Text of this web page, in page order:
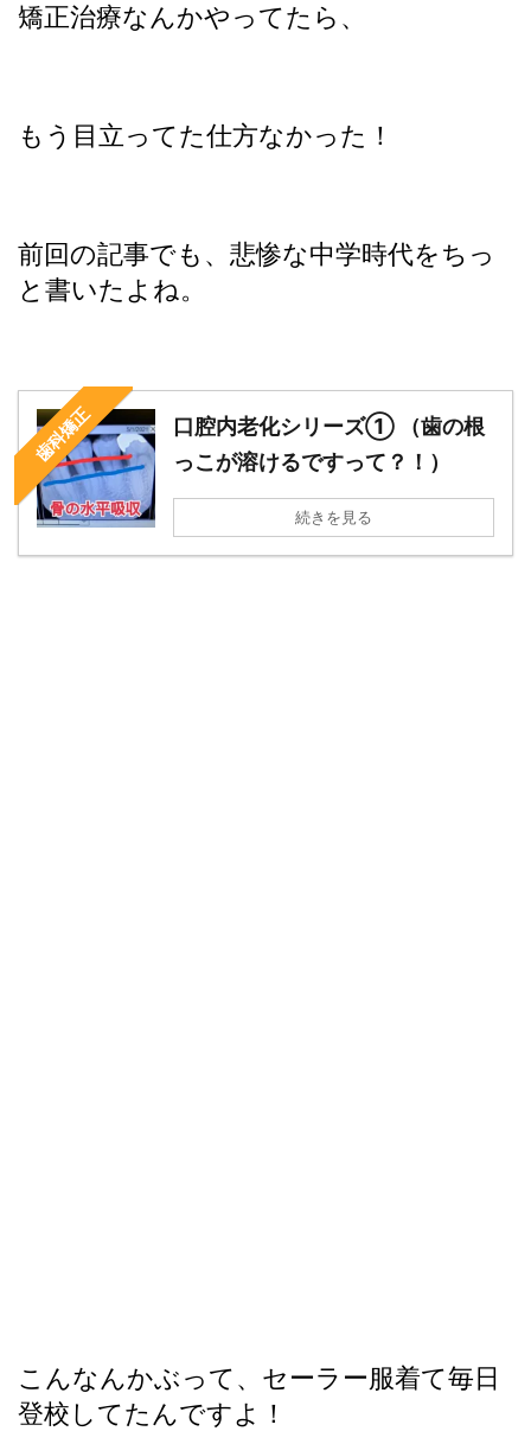
矯正治療なんかやってたら、
もう目立ってた仕方なかった！
前回の記事でも、悲惨な中学時代をちっ
と書いたよね。
歯科矯正
口腔内老化シリーズ① （歯の根
っこが溶けるですって？！）
続きを見る
こんなんかぶって、セーラー服着て毎日
登校してたんですよ！